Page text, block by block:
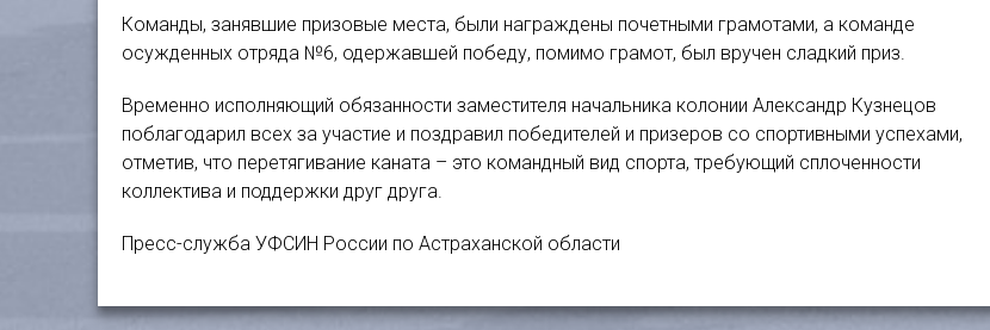
Команды, занявшие призовые места, были награждены почетными грамотами, а команде
осужденных отряда №6, одержавшей победу, помимо грамот, был вручен сладкий приз.
Временно исполняющий обязанности заместителя начальника колонии Александр Кузнецов
поблагодарил всех за участие и поздравил победителей и призеров со спортивными успехами,
отметив, что перетягивание каната – это командный вид спорта, требующий сплоченности
коллектива и поддержки друг друга.
Пресс-служба УФСИН России по Астраханской области